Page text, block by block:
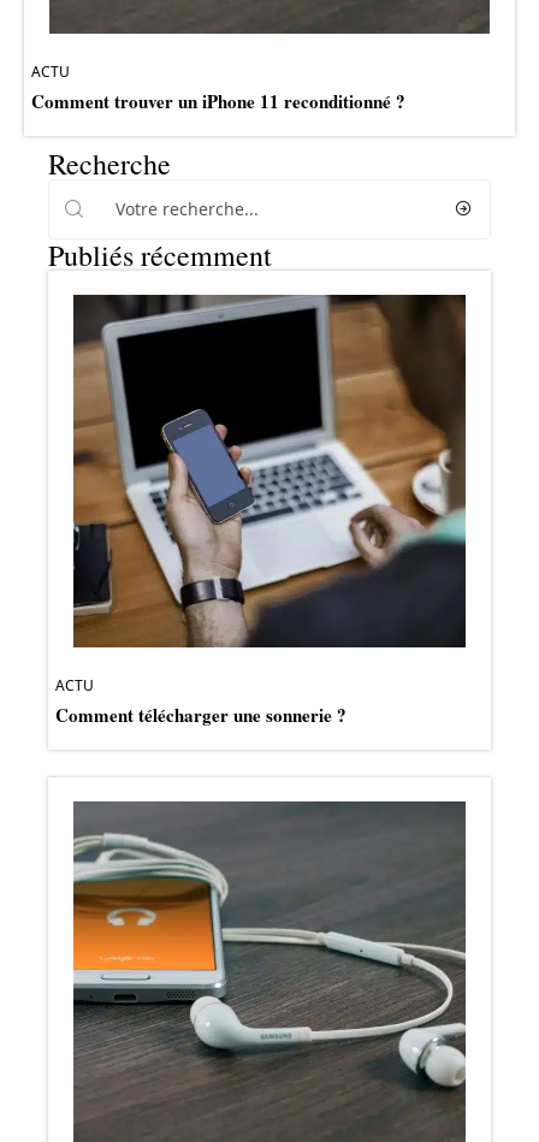
ACTU
Comment trouver un iPhone 11 reconditionné ?
Recherche
Publiés récemment
ACTU
Comment télécharger une sonnerie ?